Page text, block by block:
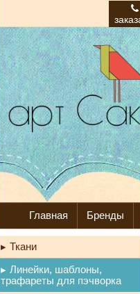
Главная Бренды
Ткани
Линейки, шаблоны,
трафареты для пэчворка